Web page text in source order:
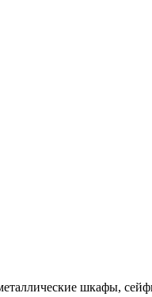
шкафы,